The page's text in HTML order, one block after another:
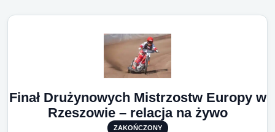
Finał Drużynowych Mistrzostw Europy w
Rzeszowie – relacja na żywo
ZAKOŃCZONY